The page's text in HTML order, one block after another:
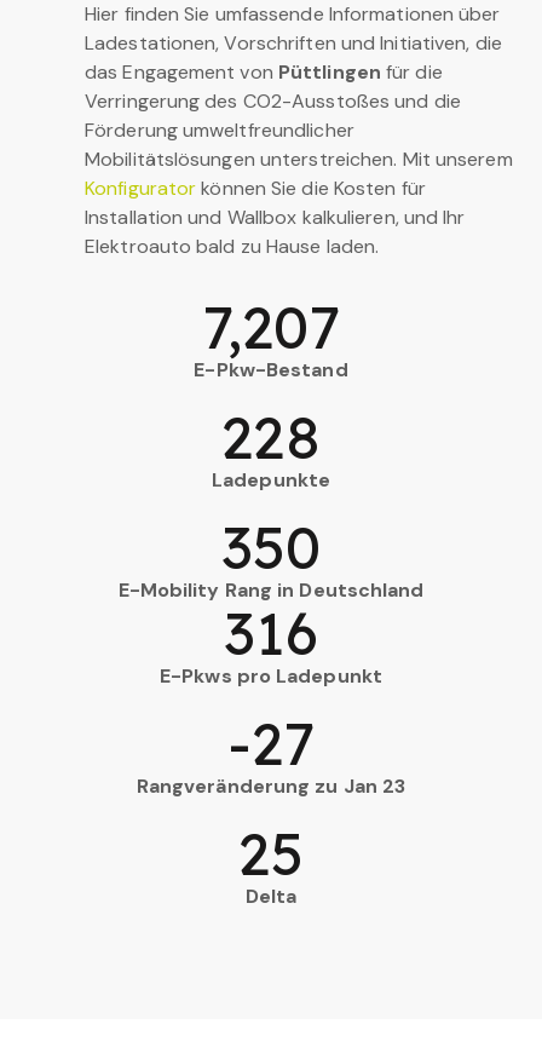
Hier finden Sie umfassende Informationen über
Ladestationen, Vorschriften und Initiativen, die
das Engagement von Püttlingen für die
Verringerung des CO2-Ausstoßes und die
Förderung umweltfreundlicher
Mobilitätslösungen unterstreichen. Mit unserem
Konfiguratorkönnen Sie die Kosten für
Installation und Wallbox kalkulieren, und Ihr
Elektroauto bald zu Hause laden.
E-Pkw-Bestand
7,207
Ladepunkte
228
E-Mobility Rang in Deutschland
350
E-Pkws pro Ladepunkt
316
Rangveränderung zu Jan 23
-27
Delta
25